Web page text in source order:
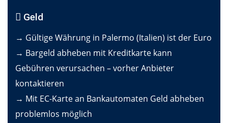
Geld
→ Gültige Währung in Palermo (Italien) ist der Euro
→ Bargeld abheben mit Kreditkarte kann
Gebühren verursachen – vorher Anbieter
kontaktieren
→ Mit EC-Karte an Bankautomaten Geld abheben
problemlos möglich